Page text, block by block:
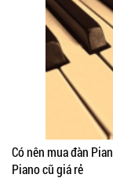
Có nên mua đàn
Piano cũ giá rẻ